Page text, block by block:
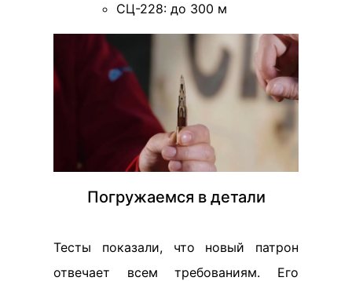
СЦ-228: до 300 м
Погружаемся в детали
Тесты показали, что новый патрон
отвечает всем требованиям. Его